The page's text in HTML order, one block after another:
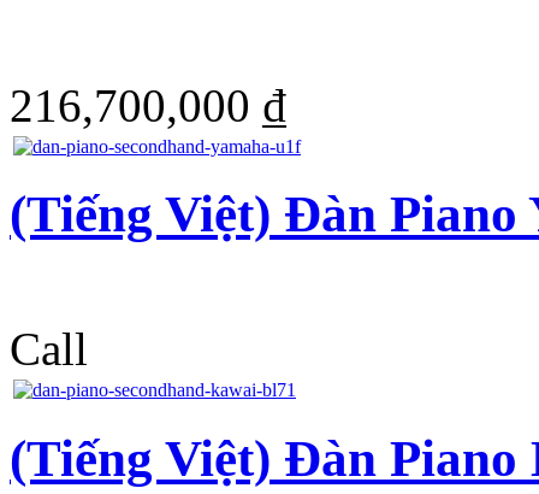
216,700,000 ₫
(Tiếng Việt) Đàn Piano
Call
(Tiếng Việt) Đàn